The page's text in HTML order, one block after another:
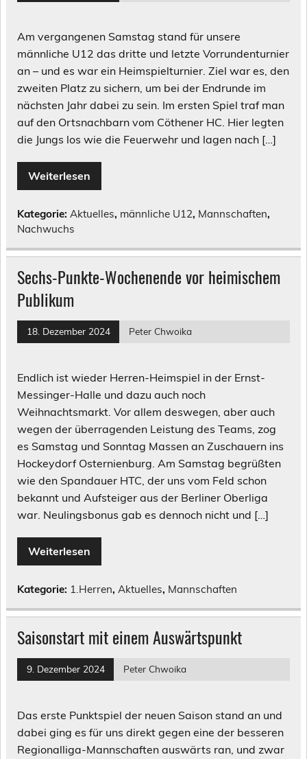
Am vergangenen Samstag stand für unsere
männliche U12 das dritte und letzte Vorrundenturnier
an – und es war ein Heimspielturnier. Ziel war es, den
zweiten Platz zu sichern, um bei der Endrunde im
nächsten Jahr dabei zu sein. Im ersten Spiel traf man
auf den Ortsnachbarn vom Cöthener HC. Hier legten
die Jungs los wie die Feuerwehr und lagen nach […]
Weiterlesen
Kategorie: Aktuelles, männliche U12, Mannschaften,
Nachwuchs
Sechs-Punkte-Wochenende vor heimischem
Publikum
18. Dezember 2024 Peter Chwoika
Endlich ist wieder Herren-Heimspiel in der Ernst-
Messinger-Halle und dazu auch noch
Weihnachtsmarkt. Vor allem deswegen, aber auch
wegen der überragenden Leistung des Teams, zog
es Samstag und Sonntag Massen an Zuschauern ins
Hockeydorf Osternienburg. Am Samstag begrüßten
wie den Spandauer HTC, der uns vom Feld schon
bekannt und Aufsteiger aus der Berliner Oberliga
war. Neulingsbonus gab es dennoch nicht und […]
Weiterlesen
Kategorie: 1.Herren, Aktuelles, Mannschaften
Saisonstart mit einem Auswärtspunkt
9. Dezember 2024 Peter Chwoika
Das erste Punktspiel der neuen Saison stand an und
dabei ging es für uns direkt gegen eine der besseren
Regionalliga-Mannschaften auswärts ran, und zwar